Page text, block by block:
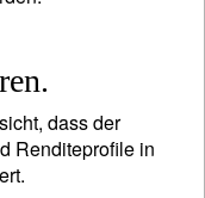
dass der
Renditeprofile in